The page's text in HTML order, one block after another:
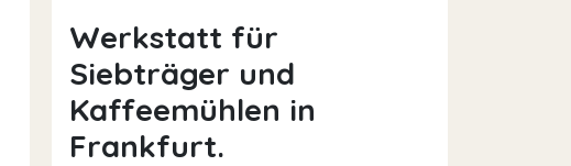
Werkstatt für
Siebträger und
Kaffeemühlen in
Frankfurt.